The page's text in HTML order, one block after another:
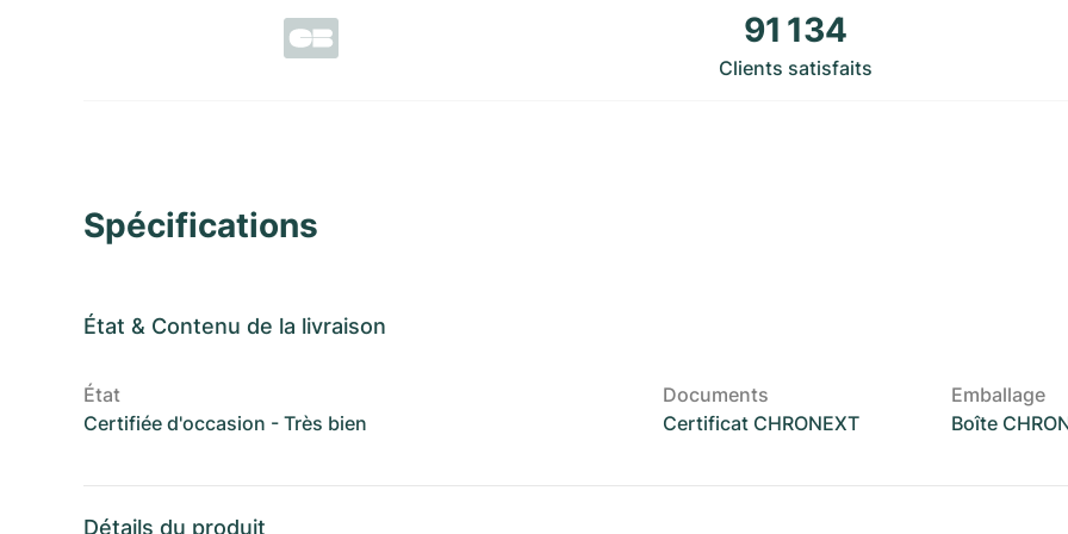
91 134
Clients satisfaits
Spécifications
État & Contenu de la livraison
État
Certifiée d'occasion - Très bien
Documents
Certificat CHRONEXT
Emballage
Boîte
Détails du produit